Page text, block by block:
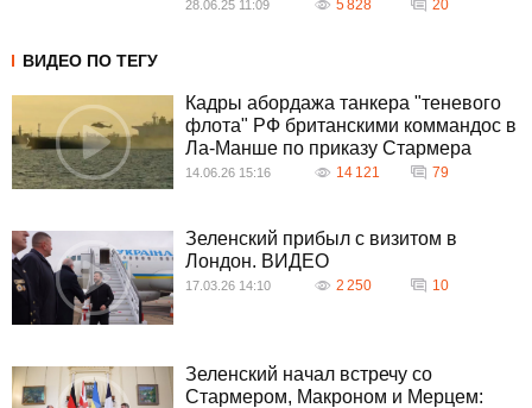
28.06.25 11:09 5 828 20
ВИДЕО ПО ТЕГУ
Кадры абордажа танкера "теневого
флота" РФ британскими коммандос в
Ла-Манше по приказу Стармера
14.06.26 15:16 14 121 79
Зеленский прибыл с визитом в
Лондон. ВИДЕО
17.03.26 14:10 2 250 10
Зеленский начал встречу со
Стармером, Макроном и Мерцем: